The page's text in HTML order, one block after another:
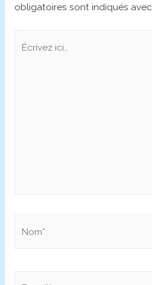
obligatoires sont indiqués avec